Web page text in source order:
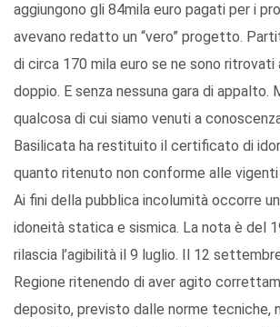
aggiungono gli 84mila euro pagati per i
avevano redatto un “vero” progetto.
di circa 170 mila euro se ne sono ritrovati
doppio. E senza nessuna gara di appalto.
qualcosa di cui siamo venuti a
Basilicata ha restituito il certificato di
quanto ritenuto non conforme alle
Ai fini della pubblica incolumità occorre
idoneità statica e sismica. La nota è del
rilascia l’agibilità il 9 luglio. Il 12
Regione ritenendo di aver agito
deposito, previsto dalle norme tecniche,